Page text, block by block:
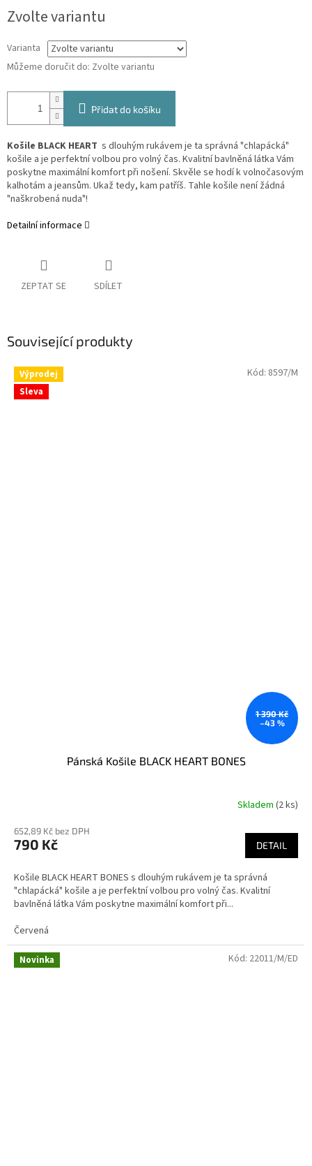
cena:
Zvolte variantu
Varianta
Můžeme doručit do: Zvolte variantu
Přidat do košíku
Košile BLACK HEART s dlouhým rukávem je ta správná "chlapácká"
košile a je perfektní volbou pro volný čas. Kvalitní bavlněná látka Vám
poskytne maximální komfort při nošení. Skvěle se hodí k volnočasovým
kalhotám a jeansům. Ukaž tedy, kam patříš. Tahle košile není žádná
"naškrobená nuda"!
Detailní informace
ZEPTAT SE SDÍLET
Související produkty
Výprodej
Sleva
1 390 Kč
–43 %
Pánská Košile BLACK HEART BONES
Skladem (2 ks)
652,89 Kč bez DPH
790 Kč DETAIL
Košile BLACK HEART BONES s dlouhým rukávem je ta správná
"chlapácká" košile a je perfektní volbou pro volný čas. Kvalitní
bavlněná látka Vám poskytne maximální komfort při...
Červená
Kód: 8597/M
Novinka Kód: 22011/M/ED